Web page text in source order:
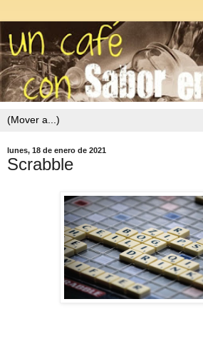
lunes, 18 de enero de 2021
Scrabble